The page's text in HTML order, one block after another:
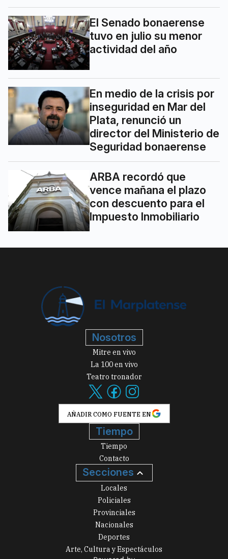
El Senado bonaerense
tuvo en julio su menor
actividad del año
En medio de la crisis por
inseguridad en Mar del
Plata, renunció un
director del Ministerio de
Seguridad bonaerense
ARBA recordó que
vence mañana el plazo
con descuento para el
Impuesto Inmobiliario
Nosotros
Mitre en vivo
La 100 en vivo
Teatro tronador
AÑADIR COMO FUENTE EN
Tiempo
Tiempo
Contacto
Secciones
Locales
Policiales
Provinciales
Nacionales
Deportes
Arte, Cultura y Espectáculos